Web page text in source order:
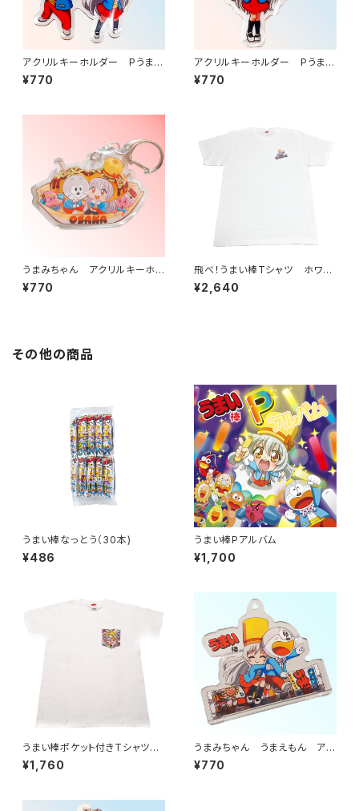
アクリルキーホルダー Pうまい
棒2 ピース（うまみちゃん、うま
えもん）
¥770
アクリルキーホルダー Pうまい
棒2 うまみちゃん
¥770
うまみちゃん アクリルキーホル
ダー 大阪バージョン
¥770
飛べ！うまい棒Tシャツ ホワイ
ト
¥2,640
その他の商品
うまい棒なっとう（30本)
¥486
うまい棒Pアルバム
¥1,700
うまい棒ポケット付きTシャツ
ホワイト
¥1,760
うまみちゃん うまえもん アク
リルキーホルダー 飛んでうま
い棒
¥770